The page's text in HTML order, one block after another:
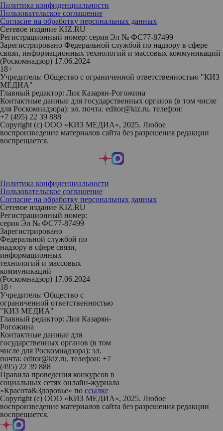
Политика конфиденциальности
Пользовательское соглашение
Согласие на обработку персональных данных
Сетевое издание KIZ.RU
Регистрационный номер: серия Эл № ФС77-87499
Зарегистрировано Федеральной службой по надзору в сфере
связи, информационных технологий и массовых коммуникаций
(Роскомнадзор) 17.06.2024
18+
Учредитель: Общество с ограниченной ответственностью "КИЗ
МЕДИА"
Главный редактор: Лия Казарян-Рогожина
Контактные данные для государственных органов (в том числе
для Роскомнадзора): эл. почта: editor@kiz.ru, телефон:
+7 (495) 22 39 888
Copyright (с) ООО «КИЗ МЕДИА», 2025. Любое
воспроизведение материалов сайта без разрешения редакции
воспрещается.
Политика конфиденциальности
Пользовательское соглашение
Согласие на обработку персональных данных
Сетевое издание KIZ.RU
Регистрационный номер:
серия Эл № ФС77-87499
Зарегистрировано
Федеральной службой по
надзору в сфере связи,
информационных
технологий и массовых
коммуникаций
(Роскомнадзор) 17.06.2024
18+
Учредитель: Общество с
ограниченной ответственностью
"КИЗ МЕДИА"
Главный редактор: Лия Казарян-
Рогожина
Контактные данные для
государственных органов (в том
числе для Роскомнадзора): эл.
почта: editor@kiz.ru, телефон: +7
(495) 22 39 888
Правила проведения конкурсов в
социальных сетях онлайн-журнала
«Красота&Здоровье» по ссылке
Copyright (с) ООО «КИЗ МЕДИА», 2025. Любое
воспроизведение материалов сайта без разрешения редакции
воспрещается.